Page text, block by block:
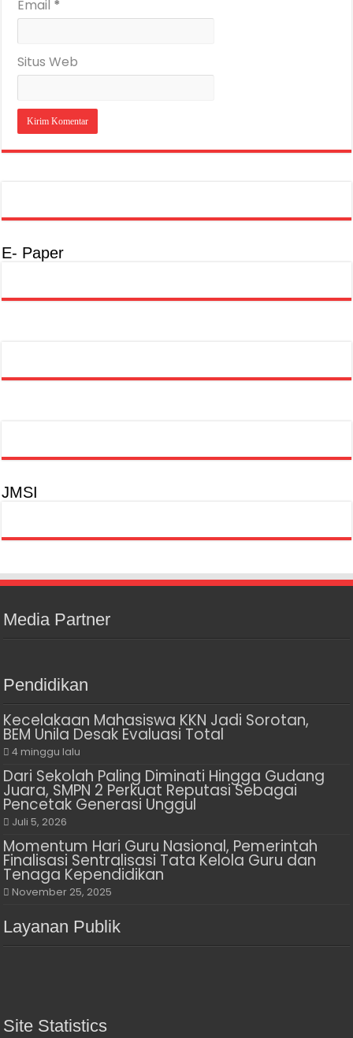
Email *
Situs Web
E- Paper
JMSI
Media Partner
Pendidikan
Kecelakaan Mahasiswa KKN Jadi Sorotan,
BEM Unila Desak Evaluasi Total
4 minggu lalu
Dari Sekolah Paling Diminati Hingga Gudang
Juara, SMPN 2 Perkuat Reputasi Sebagai
Pencetak Generasi Unggul
Juli 5, 2026
Momentum Hari Guru Nasional, Pemerintah
Finalisasi Sentralisasi Tata Kelola Guru dan
Tenaga Kependidikan
November 25, 2025
Layanan Publik
Site Statistics